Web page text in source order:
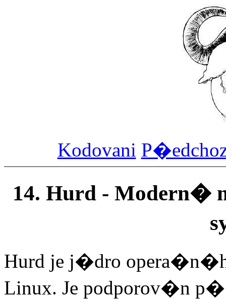
Kodovani
14. Hurd -
Hurd je j�dro
Linux. Je podporov�n